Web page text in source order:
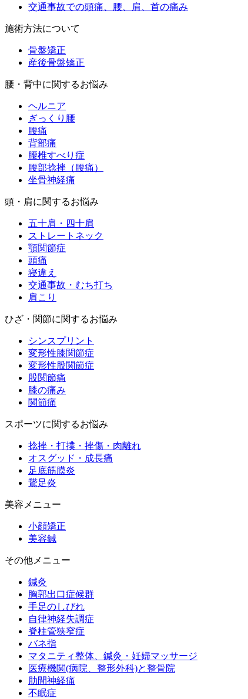
交通事故での頭痛、腰、肩、首の痛み
施術方法について
骨盤矯正
産後骨盤矯正
腰・背中に関するお悩み
ヘルニア
ぎっくり腰
腰痛
背部痛
腰椎すべり症
腰部捻挫（腰痛）
坐骨神経痛
頭・肩に関するお悩み
五十肩・四十肩
ストレートネック
顎関節症
頭痛
寝違え
交通事故・むち打ち
肩こり
ひざ・関節に関するお悩み
シンスプリント
変形性膝関節症
変形性股関節症
股関節痛
膝の痛み
関節痛
スポーツに関するお悩み
捻挫・打撲・挫傷・肉離れ
オスグッド・成長痛
足底筋膜炎
鵞足炎
美容メニュー
小顔矯正
美容鍼
その他メニュー
鍼灸
胸郭出口症候群
手足のしびれ
自律神経失調症
脊柱管狭窄症
バネ指
マタニティ整体、鍼灸・妊婦マッサージ
医療機関(病院、整形外科)と整骨院
肋間神経痛
不眠症